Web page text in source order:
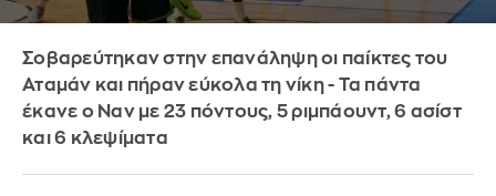
Σοβαρεύτηκαν στην επανάληψη οι παίκτες του
Αταμάν και πήραν εύκολα τη νίκη - Τα πάντα
έκανε ο Ναν με 23 πόντους, 5 ριμπάουντ, 6 ασίστ
και 6 κλεψίματα